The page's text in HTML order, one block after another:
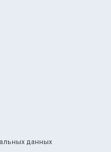
данных